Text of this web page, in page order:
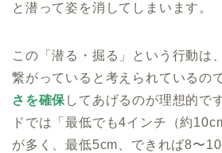
と潜って姿を消してしまいます。
この「潜る・掘る」という行動は
繋がっていると考えられているの
さを確保 してあげるのが理想的で
ドでは「最低でも4インチ（約
が多く、最低5cm、できれば8〜